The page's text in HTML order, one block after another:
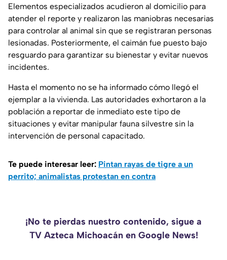
Elementos especializados acudieron al domicilio para
atender el reporte y realizaron las maniobras necesarias
para controlar al animal sin que se registraran personas
lesionadas. Posteriormente, el caimán fue puesto bajo
resguardo para garantizar su bienestar y evitar nuevos
incidentes.
Hasta el momento no se ha informado cómo llegó el
ejemplar a la vivienda. Las autoridades exhortaron a la
población a reportar de inmediato este tipo de
situaciones y evitar manipular fauna silvestre sin la
intervención de personal capacitado.
Te puede interesar leer: Pintan rayas de tigre a un
perrito; animalistas protestan en contra
¡No te pierdas nuestro contenido, sigue a
TV Azteca Michoacán en Google News!